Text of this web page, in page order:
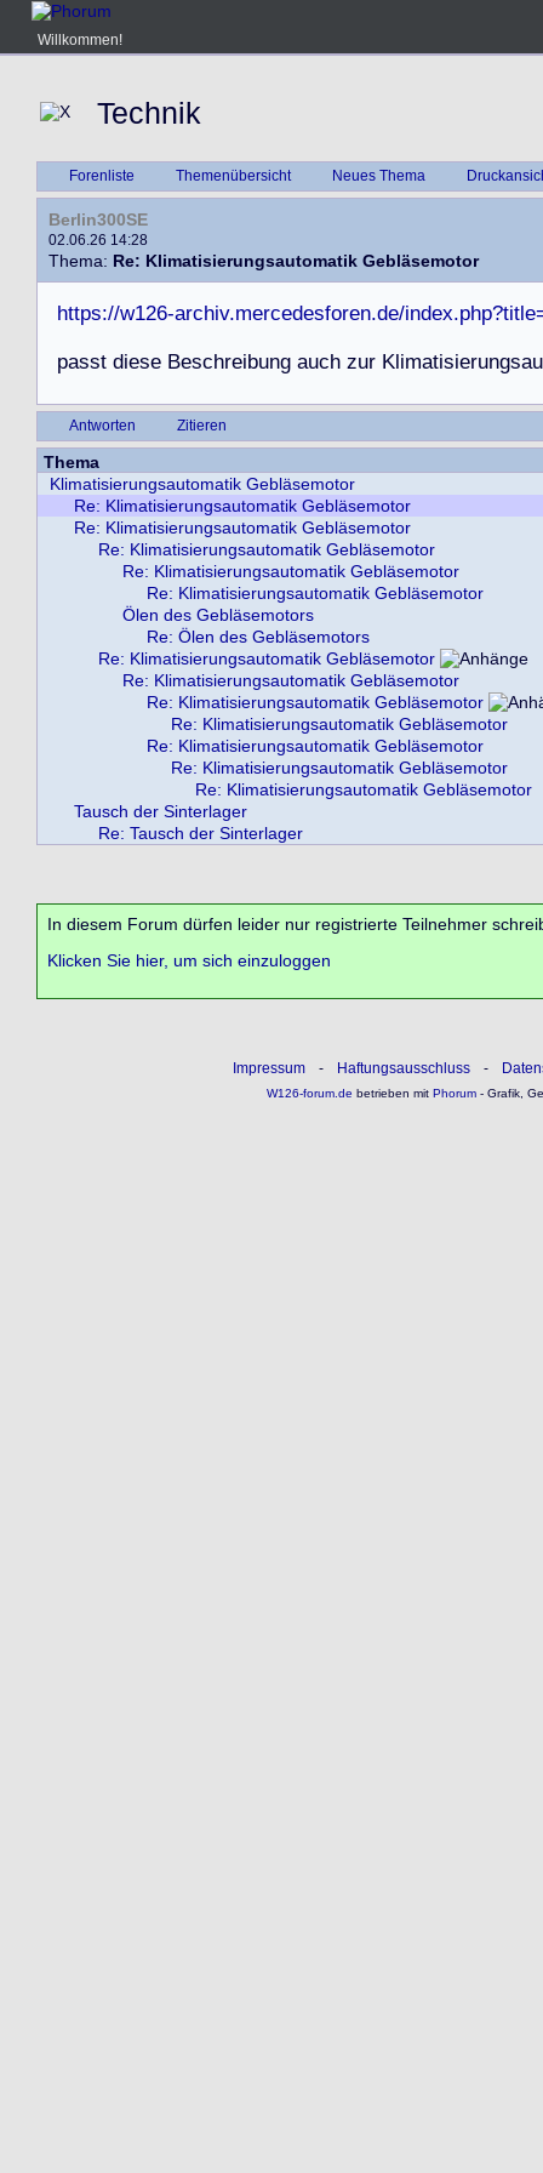
Willkommen!
Technik
Forenliste Themenübersicht Neues Thema
Berlin300SE
02.06.26 14:28
Thema: Re: Klimatisierungsautomatik Gebläsemotor
https://w126-archiv.mercedesforen.de/
passt diese Beschreibung auch zur Klimatisierungsau
Antworten Zitieren
Thema
Klimatisierungsautomatik Gebläsemotor
Re: Klimatisierungsautomatik Gebläsemotor
Re: Klimatisierungsautomatik Gebläsemotor
Re: Klimatisierungsautomatik Gebläsemotor
Re: Klimatisierungsautomatik Gebläsemotor
Re: Klimatisierungsautomatik Gebläsemotor
Ölen des Gebläsemotors
Re: Ölen des Gebläsemotors
Re: Klimatisierungsautomatik Gebläsemotor
Re: Klimatisierungsautomatik Gebläsemotor
Re: Klimatisierungsautomatik Gebläsemotor
Re: Klimatisierungsautomatik Gebläsemotor
Re: Klimatisierungsautomatik Gebläsemotor
Re: Klimatisierungsautomatik Gebläsemotor
Re: Klimatisierungsautomatik Gebläsemotor
Tausch der Sinterlager
Re: Tausch der Sinterlager
In diesem Forum dürfen leider nur registrierte Teilnehmer
Klicken Sie hier, um sich einzuloggen
Impressum - Haftungsausschluss -
W126-forum.de betrieben mitPhorum- Grafik,